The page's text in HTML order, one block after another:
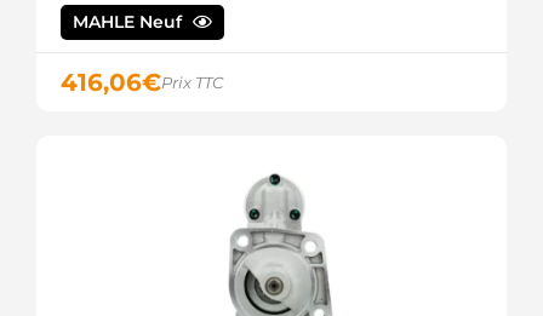
MAHLE Neuf
416,06€Prix TTC